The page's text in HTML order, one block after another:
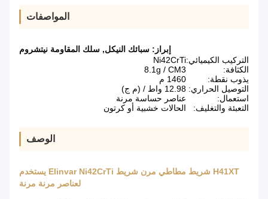
المواصفات
إبراز: سبائك النيكل, سلك المقاومة نيتشروم
التركيب الكيميائي:Ni42CrTi
الكثافة:
8.1g / CM3
يذوب نقطة:
1460 م
التوصيل الحراري: 12.98 واط / (م ج)
استعمال:
عناصر حساسة مرنة
التعبئة والتغليف:
الحالات خشبية أو كرتون
الوصف
H41XT شريط مطاطي مرن شريط Elinvar Ni42CrTi يستخدم
لعناصر مرنة مرنة